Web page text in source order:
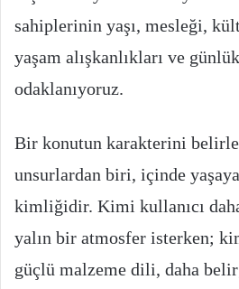
sahiplerinin yaşı, mesleği,
yaşam alışkanlıkları ve
odaklanıyoruz.
Bir konutun karakterini
unsurlardan biri, içinde
kimliğidir. Kimi kullanıcı
yalın bir atmosfer isterken;
güçlü malzeme dili, daha